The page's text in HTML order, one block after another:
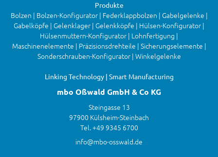
Produkte
Bolzen | Bolzen-Konfigurator | Federklappbolzen | Gabelgelenke |
Gabelköpfe | Gelenklager | Gelenkköpfe | Hülsen-Konfigurator |
Hülsenmuttern-Konfigurator | Lohnfertigung |
Maschinenelemente | Präzisionsdrehteile | Sicherungselemente |
Sonderschrauben-Konfigurator | Winkelgelenke
Linking Technology | Smart Manufacturing
mbo Oßwald GmbH & Co KG
Steingasse 13
97900 Külsheim-Steinbach
Tel. +49 9345 6700
info@mbo-osswald.de